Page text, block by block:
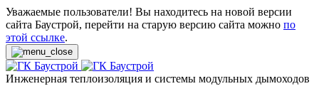
Уважаемые пользователи! Вы находитесь на новой версии
сайта Баустрой, перейти на старую версию сайта можно по
этой ссылке.
Инженерная теплоизоляция и системы модульных дымоходов